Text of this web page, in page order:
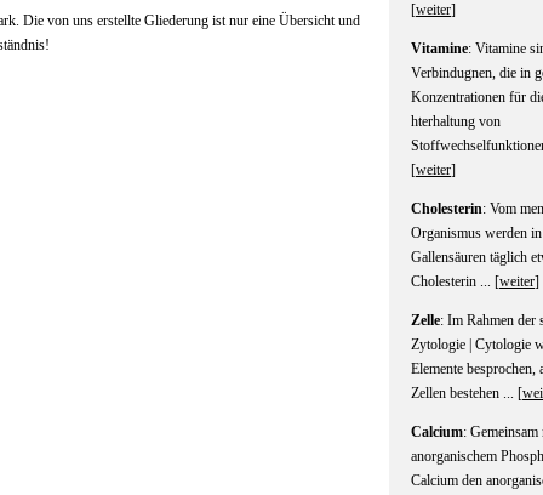
Die von uns erstellte Gliederung ist nur eine Übersicht und
[weiter]
Vitamine: Vitamine
Verbindugnen, die in
Konzentrationen für
hterhaltung von
[weiter]
Cholesterin: Vom
Organismus werden
Gallensäuren täglich
Cholesterin ... [weiter]
Zelle: Im Rahmen der
Zytologie | Cytologie
Elemente besprochen,
Zellen bestehen ... [
Calcium: Gemeinsam
anorganischem
Calcium den